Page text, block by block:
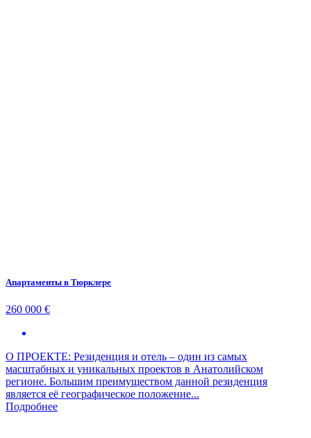
Апартаменты в Тюрклере
260 000 €
О ПРОЕКТЕ: Резиденция и отель – один из самых
масштабных и уникальных проектов в Анатолийском
регионе. Большим преимуществом данной резиденция
является её географическое положение...
Подробнее